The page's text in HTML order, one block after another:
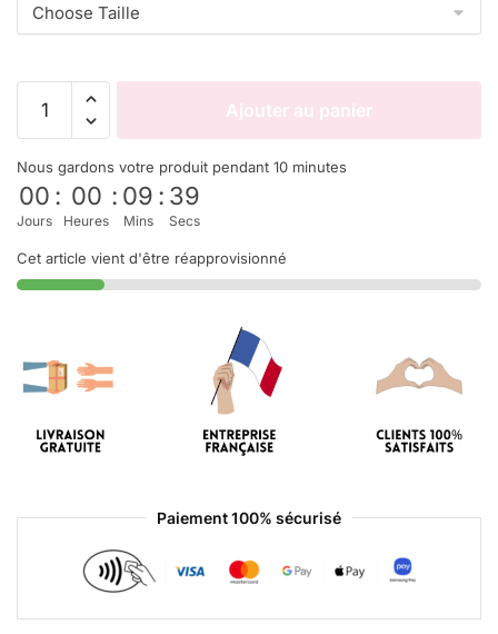
Ajouter au panier
Nous gardons votre produit pendant 10 minutes
00
Jours
: 00
Heures
: 09
Mins
: 39
Secs
Cet article vient d'être réapprovisionné
Paiement 100% sécurisé